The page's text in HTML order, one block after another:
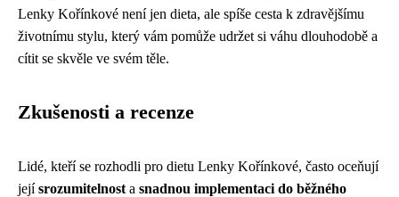
Lenky Kořínkové není jen dieta, ale spíše cesta k zdravějšímu
životnímu stylu, který vám pomůže udržet si váhu dlouhodobě a
cítit se skvěle ve svém těle.
Zkušenosti a recenze
Lidé, kteří se rozhodli pro dietu Lenky Kořínkové, často oceňují
jejísrozumitelnost a snadnou implementaci do běžného